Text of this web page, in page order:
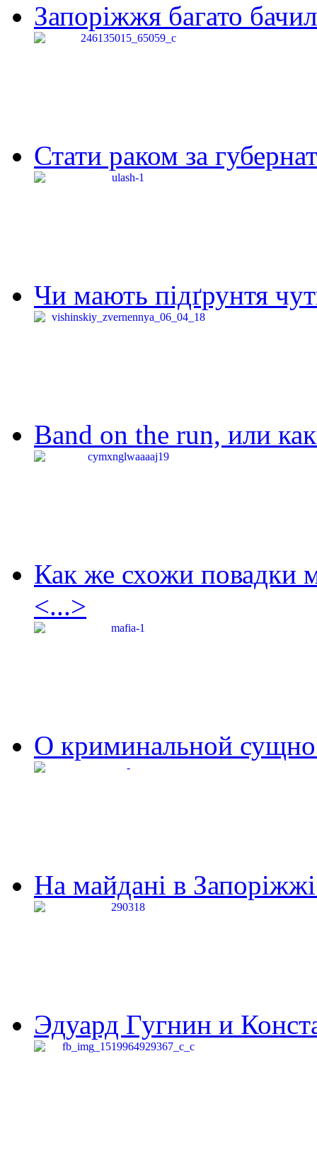
Запоріжжя багато
Стати раком за
Чи мають підґрунтя
Band on the run, или
Как же схожи повадки
<...>
О криминальной
На майдані в
Эдуард Гугнин и